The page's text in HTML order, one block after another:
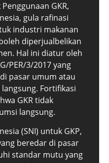
GKR,
gula rafinasi
industri makanan
diperjualbelikan
Hal ini diatur oleh
PER/3/2017 yang
pasar umum atau
Fortifikasi
GKR tidak
langsung.
(SNI) untuk GKP,
beredar di pasar
standar mutu yang